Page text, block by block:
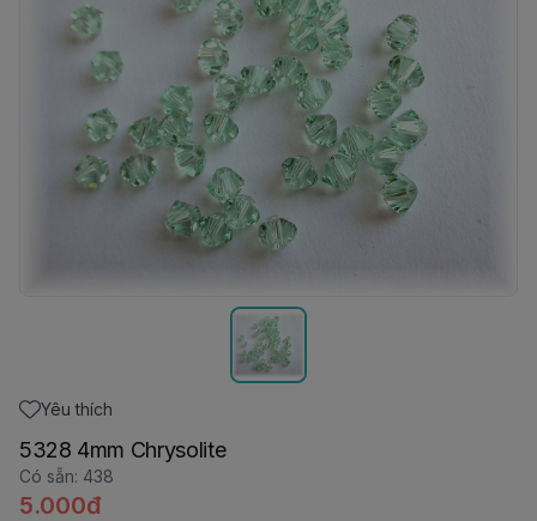
Yêu thích
5328 4mm Chrysolite
Có sẵn: 438
5.000đ